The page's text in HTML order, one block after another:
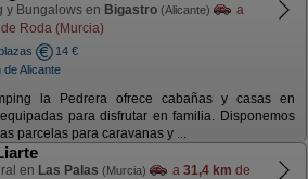
y Bungalows en Bigastro (Alicante)
a
de Roda (Murcia)
14 €
de Alicante
la Pedrera ofrece cabañas y casas en
para disfrutar en familia. Disponemos
parcelas para caravanas y ...
en Las Palas (Murcia) a 31,4 km de